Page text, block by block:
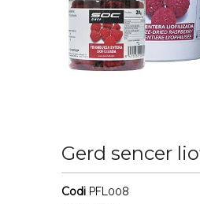
Gerd sencer
Codi PFL008